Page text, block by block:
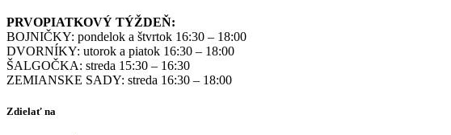
PRVOPIATKOVÝ TÝŽDEŇ:
BOJNIČKY: pondelok a štvrtok 16:30 – 18:00
DVORNÍKY: utorok a piatok 16:30 – 18:00
ŠALGOČKA: streda 15:30 – 16:30
ZEMIANSKE SADY: streda 16:30 – 18:00
Zdielať na